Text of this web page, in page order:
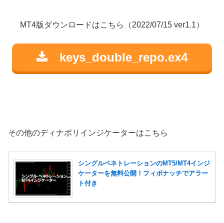
MT4版ダウンロードはこちら（2022/07/15 ver1.1）
keys_double_repo.ex4
その他のディナポリインジケーターはこちら
シングルペネトレーションのMT5/MT4インジ
ケーターを無料公開！フィボナッチでアラー
ト付き